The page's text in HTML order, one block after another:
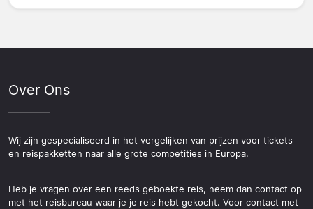
Over Ons
Wij zijn gespecialiseerd in het vergelijken van prijzen voor tickets
en reispakketten naar alle grote competities in Europa.
Heb je vragen over een reeds geboekte reis, neem dan contact op
met het reisbureau waar je je reis hebt gekocht. Voor contact met